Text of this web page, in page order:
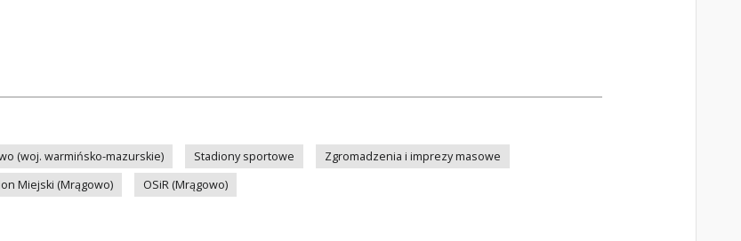
(woj. warmińsko-mazurskie) Stadiony sportowe
Zgromadzenia i imprezy masowe
Miejski (Mrągowo) OSiR (Mrągowo)